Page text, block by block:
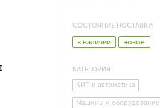
СОСТОЯНИЕ ПОСТАВКИ
в наличии новое
КАТЕГОРИЯ
КИП и автоматика
Машины и оборудование